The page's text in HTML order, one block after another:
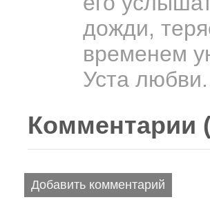
дожди,
временем
Уста
Комментарии
Добавить комментарий